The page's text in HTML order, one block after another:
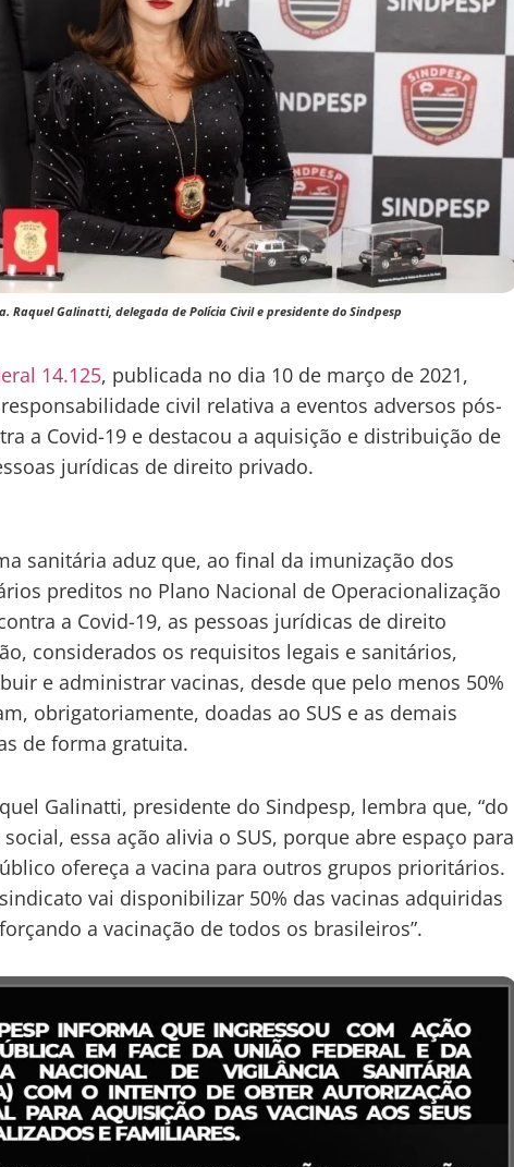
Raquel Galinatti, delegada de Polícia Civil e presidente do Sindpesp
14.125, publicada no dia 10 de março de 2021,
civil relativa a eventos adversos pós-
a Covid-19 e destacou a aquisição e distribuição de
jurídicas de direito privado.
sanitária aduz que, ao final da imunização dos
preditos no Plano Nacional de Operacionalização
a Covid-19, as pessoas jurídicas de direito
considerados os requisitos legais e sanitários,
e administrar vacinas, desde que pelo menos 50%
obrigatoriamente, doadas ao SUS e as demais
de forma gratuita.
Galinatti, presidente do Sindpesp, lembra que, “do
essa ação alivia o SUS, porque abre espaço para
ofereça a vacina para outros grupos prioritários.
vai disponibilizar 50% das vacinas adquiridas
a vacinação de todos os brasileiros”.